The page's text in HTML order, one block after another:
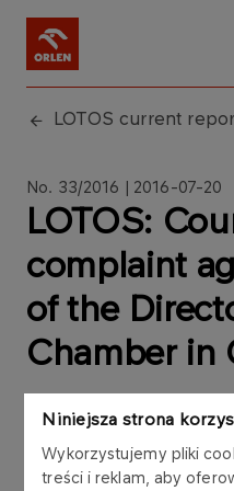
Niniejsza strona
Wykorzystujemy pliki
treści i reklam, aby
LOTOS current
No. 33/2016 | 2016-07-20
LOTOS:
complaint
of the
Chamber in
With reference to